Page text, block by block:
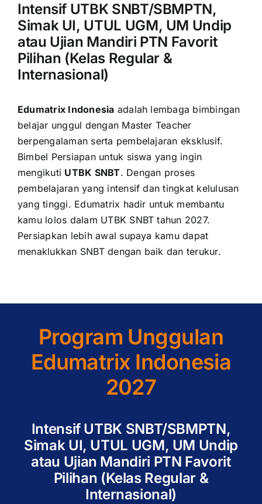
Intensif UTBK SNBT/SBMPTN,
Simak UI, UTUL UGM, UM Undip
atau Ujian Mandiri PTN Favorit
Pilihan (Kelas Regular &
Internasional)
Edumatrix Indonesia adalah lembaga bimbingan
belajar unggul dengan Master Teacher
berpengalaman serta pembelajaran eksklusif.
Bimbel Persiapan untuk siswa yang ingin
mengikuti UTBK SNBT. Dengan proses
pembelajaran yang intensif dan tingkat kelulusan
yang tinggi. Edumatrix hadir untuk membantu
kamu lolos dalam UTBK SNBT tahun 2027.
Persiapkan lebih awal supaya kamu dapat
menaklukkan SNBT dengan baik dan terukur.
Program Unggulan
Edumatrix Indonesia
2027
Intensif UTBK SNBT/SBMPTN,
Simak UI, UTUL UGM, UM Undip
atau Ujian Mandiri PTN Favorit
Pilihan (Kelas Regular &
Internasional)